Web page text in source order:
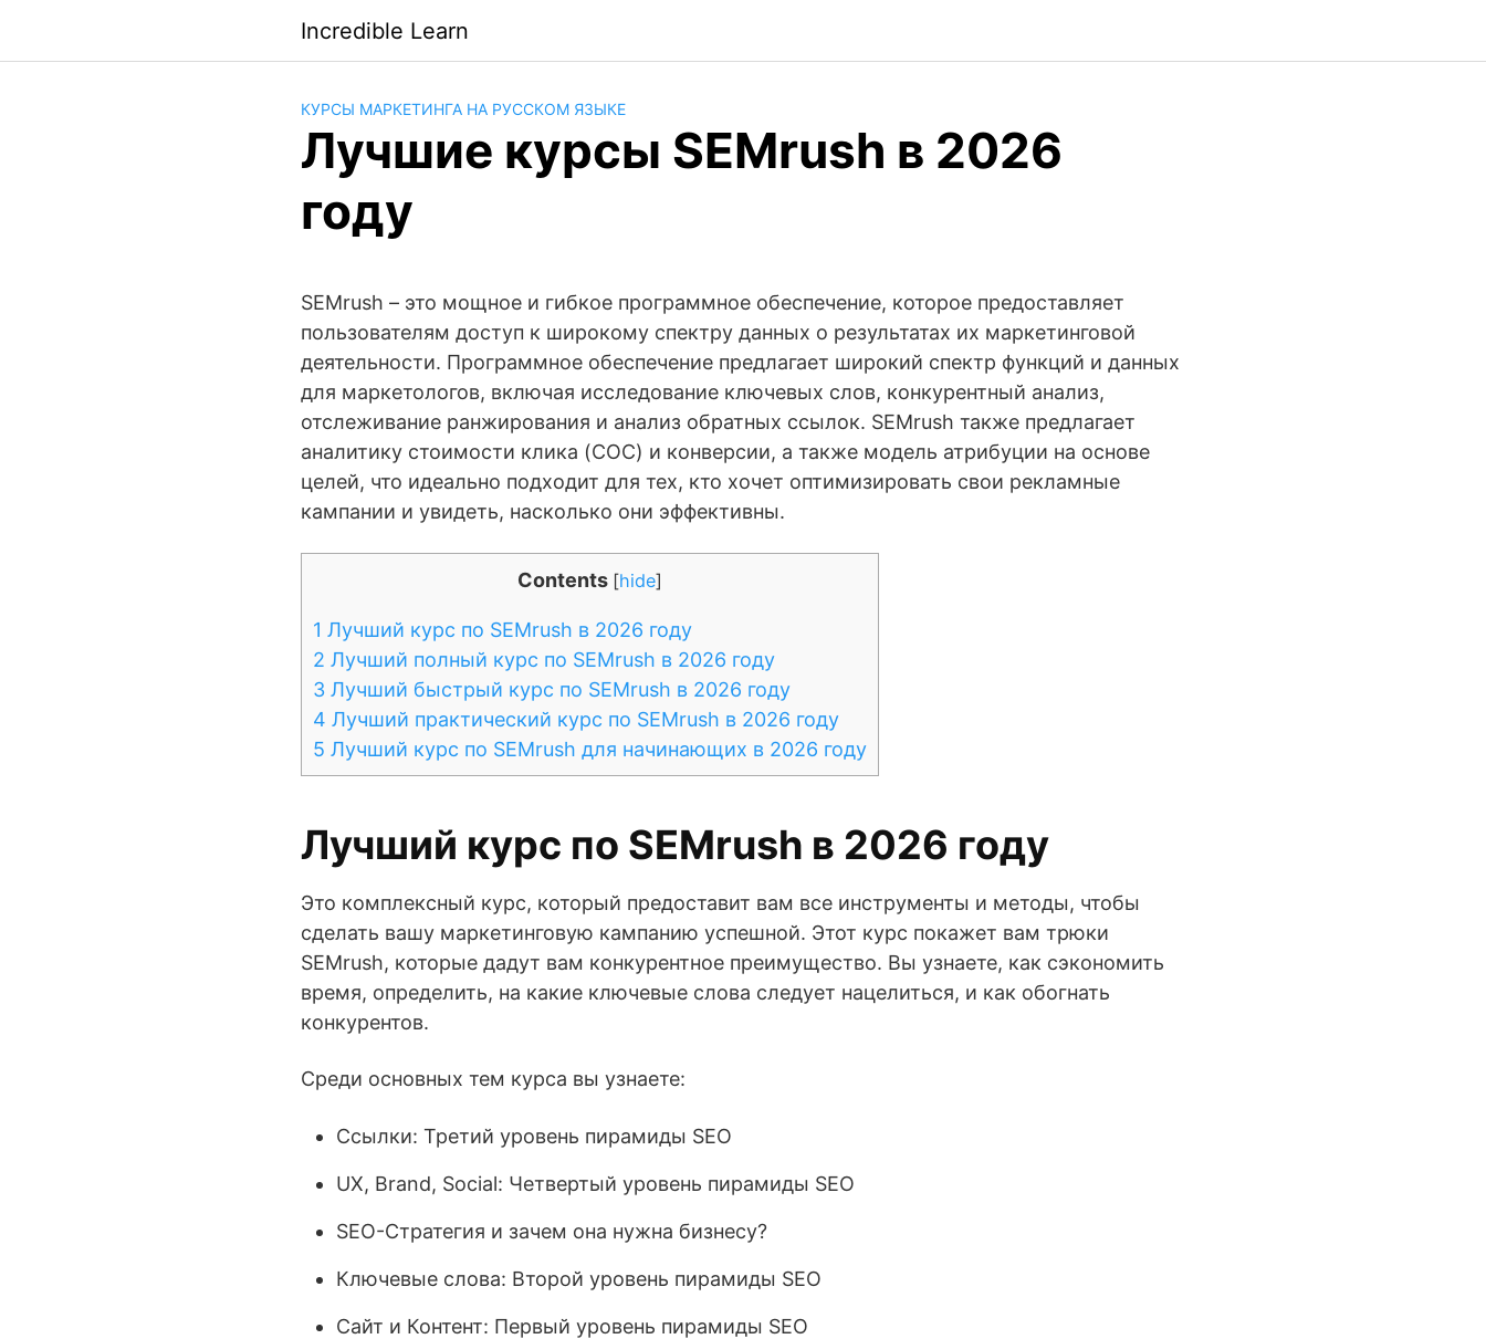
contenido
Incredible Learn
КУРСЫ МАРКЕТИНГА НА РУССКОМ ЯЗЫКЕ
Лучшие курсы SEMrush в 2026
году
SEMrush – это мощное и гибкое программное обеспечение, которое предоставляет
пользователям доступ к широкому спектру данных о результатах их маркетинговой
деятельности. Программное обеспечение предлагает широкий спектр функций и данных
для маркетологов, включая исследование ключевых слов, конкурентный анализ,
отслеживание ранжирования и анализ обратных ссылок. SEMrush также предлагает
аналитику стоимости клика (COC) и конверсии, а также модель атрибуции на основе
целей, что идеально подходит для тех, кто хочет оптимизировать свои рекламные
кампании и увидеть, насколько они эффективны.
Contents [hide]
1 Лучший курс по SEMrush в 2026 году
2 Лучший полный курс по SEMrush в 2026 году
3 Лучший быстрый курс по SEMrush в 2026 году
4 Лучший практический курс по SEMrush в 2026 году
5 Лучший курс по SEMrush для начинающих в 2026 году
Лучший курс по SEMrush в 2026 году
Это комплексный курс, который предоставит вам все инструменты и методы, чтобы
сделать вашу маркетинговую кампанию успешной. Этот курс покажет вам трюки
SEMrush, которые дадут вам конкурентное преимущество. Вы узнаете, как сэкономить
время, определить, на какие ключевые слова следует нацелиться, и как обогнать
конкурентов.
Среди основных тем курса вы узнаете:
Ссылки: Третий уровень пирамиды SEO
UX, Brand, Social: Четвертый уровень пирамиды SEO
SEO-Стратегия и зачем она нужна бизнесу?
Ключевые слова: Второй уровень пирамиды SEO
Сайт и Контент: Первый уровень пирамиды SEO